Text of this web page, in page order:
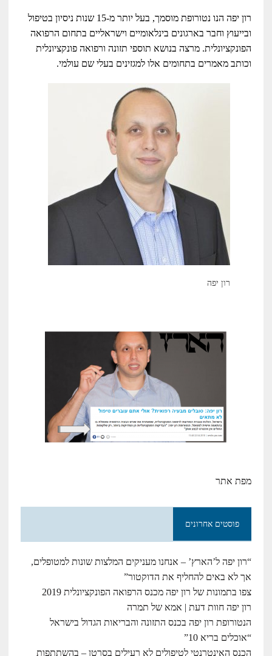
רון יפה הנו נטורופת מוסמך, בעל יותר מ-15 שנות ניסיון בטיפול
ובייעוץ וחבר בארגונים בינלאומיים וישראליים בתחום הרפואה
הפונקציונלית. מרצה בנושא תוספי תזונה ורפואה פונקציונלית
וכותב מאמרים בתחומים אלו למגזינים בעלי שם עולמי.
רון יפה
מפת אתר
פוסטים אחרונים
“רון יפה ל’הארץ’ – אנחנו מעניקים המלצות שונות למטופלים,
אך לא באים להחליף את הדוקטור”
צפו בתמונות של רון יפה מכנס הרפואה הפונקציונלית 2019
רון יפה חוות דעת | אמא של תמרה
הנטורופת רון יפה בכנס התזונה והבריאות הגדול בישראל
“אוכלים בריא 10”
הכנס האינטרנטי לטיפולים לא רעילים בסרטן – בהשתתפות